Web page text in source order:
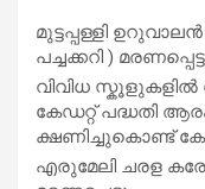
മുട്ടപ്പള്ളി ഉറുവാലൻ
പച്ചക്കറി )
വിവിധ
കേഡറ്റ് പദ്ധതി
ക്ഷണിച്ചുകൊണ്ട്
എരുമേലി ചരള